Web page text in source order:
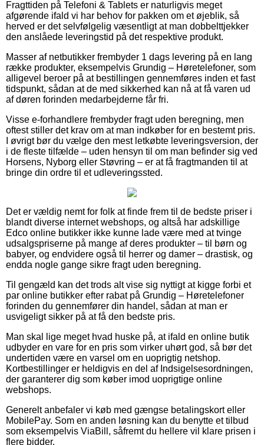
Fragttiden på Telefoni & Tablets er naturligvis meget
afgørende ifald vi har behov for pakken om et øjeblik, så
herved er det selvfølgelig væsentligt at man dobbelttjekker
den anslåede leveringstid på det respektive produkt.
Masser af netbutikker frembyder 1 dags levering på en lang
række produkter, eksempelvis Grundig – Høretelefoner, som
alligevel beroer på at bestillingen gennemføres inden et fast
tidspunkt, sådan at de med sikkerhed kan nå at få varen ud
af døren forinden medarbejderne får fri.
Visse e-forhandlere frembyder fragt uden beregning, men
oftest stiller det krav om at man indkøber for en bestemt pris.
I øvrigt bør du vælge den mest letkøbte leveringsversion, der
i de fleste tilfælde – uden hensyn til om man befinder sig ved
Horsens, Nyborg eller Støvring – er at få fragtmanden til at
bringe din ordre til et udleveringssted.
Det er vældig nemt for folk at finde frem til de bedste priser i
blandt diverse internet webshops, og altså har adskillige
Edco online butikker ikke kunne lade være med at tvinge
udsalgspriserne på mange af deres produkter – til børn og
babyer, og endvidere også til herrer og damer – drastisk, og
endda nogle gange sikre fragt uden beregning.
Til gengæld kan det trods alt vise sig nyttigt at kigge forbi et
par online butikker efter rabat på Grundig – Høretelefoner
forinden du gennemfører din handel, sådan at man er
usvigeligt sikker på at få den bedste pris.
Man skal lige meget hvad huske på, at ifald en online butik
udbyder en vare for en pris som virker uhørt god, så bør det
undertiden være en varsel om en uoprigtig netshop.
Kortbestillinger er heldigvis en del af Indsigelsesordningen,
der garanterer dig som køber imod uoprigtige online
webshops.
Generelt anbefaler vi køb med gængse betalingskort eller
MobilePay. Som en anden løsning kan du benytte et tilbud
som eksempelvis ViaBill, såfremt du hellere vil klare prisen i
flere bidder.